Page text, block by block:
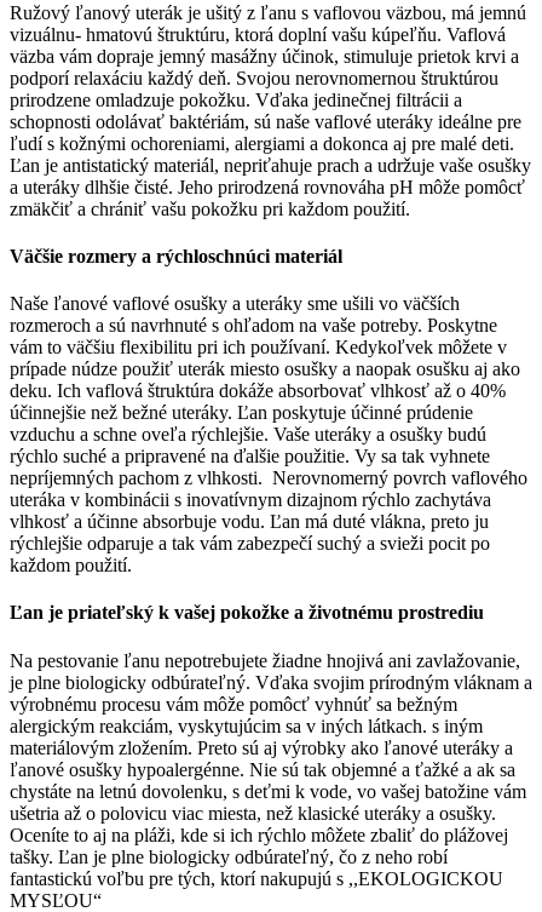
Ružový ľanový uterák je ušitý z ľanu s vaflovou väzbou, má jemnú
vizuálnu- hmatovú štruktúru, ktorá doplní vašu kúpeľňu. Vaflová
väzba vám dopraje jemný masážny účinok, stimuluje prietok krvi a
podporí relaxáciu každý deň. Svojou nerovnomernou štruktúrou
prirodzene omladzuje pokožku. Vďaka jedinečnej filtrácii a
schopnosti odolávať baktériám, sú naše vaflové uteráky ideálne pre
ľudí s kožnými ochoreniami, alergiami a dokonca aj pre malé deti.
Ľan je antistatický materiál, nepriťahuje prach a udržuje vaše osušky
a uteráky dlhšie čisté. Jeho prirodzená rovnováha pH môže pomôcť
zmäkčiť a chrániť vašu pokožku pri každom použití.
Väčšie rozmery a rýchloschnúci materiál
Naše ľanové vaflové osušky a uteráky sme ušili vo väčších
rozmeroch a sú navrhnuté s ohľadom na vaše potreby. Poskytne
vám to väčšiu flexibilitu pri ich používaní. Kedykoľvek môžete v
prípade núdze použiť uterák miesto osušky a naopak osušku aj ako
deku. Ich vaflová štruktúra dokáže absorbovať vlhkosť až o 40%
účinnejšie než bežné uteráky. Ľan poskytuje účinné prúdenie
vzduchu a schne oveľa rýchlejšie. Vaše uteráky a osušky budú
rýchlo suché a pripravené na ďalšie použitie. Vy sa tak vyhnete
nepríjemných pachom z vlhkosti. Nerovnomerný povrch vaflového
uteráka v kombinácii s inovatívnym dizajnom rýchlo zachytáva
vlhkosť a účinne absorbuje vodu. Ľan má duté vlákna, preto ju
rýchlejšie odparuje a tak vám zabezpečí suchý a svieži pocit po
každom použití.
Ľan je priateľský k vašej pokožke a životnému prostrediu
Na pestovanie ľanu nepotrebujete žiadne hnojivá ani zavlažovanie,
je plne biologicky odbúrateľný. Vďaka svojim prírodným vláknam a
výrobnému procesu vám môže pomôcť vyhnúť sa bežným
alergickým reakciám, vyskytujúcim sa v iných látkach. s iným
materiálovým zložením. Preto sú aj výrobky ako ľanové uteráky a
ľanové osušky hypoalergénne. Nie sú tak objemné a ťažké a ak sa
chystáte na letnú dovolenku, s deťmi k vode, vo vašej batožine vám
ušetria až o polovicu viac miesta, než klasické uteráky a osušky.
Oceníte to aj na pláži, kde si ich rýchlo môžete zbaliť do plážovej
tašky. Ľan je plne biologicky odbúrateľný, čo z neho robí
fantastickú voľbu pre tých, ktorí nakupujú s ,,EKOLOGICKOU
MYSĽOU“